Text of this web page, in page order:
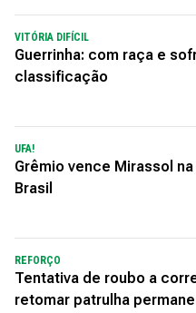
VITÓRIA DIFÍCIL
Guerrinha: com raça e
classificação
UFA!
Grêmio vence Mirassol
Brasil
REFORÇO
Tentativa de roubo a
retomar patrulha